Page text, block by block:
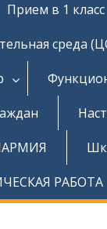
Прием в 1 класс
среда
РАБОТА